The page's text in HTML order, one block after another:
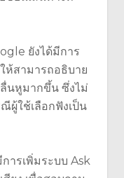
ยังได้มีการ
ห้สามารถอธิบาย
ลื่นหูมากขึ้น ซึ่งไม่
ผู้ใช้เลือกฟังเป็น
ารเพิ่มระบบ Ask